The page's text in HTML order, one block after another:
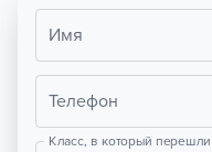
Имя
Телефон
Класс, в который перешли